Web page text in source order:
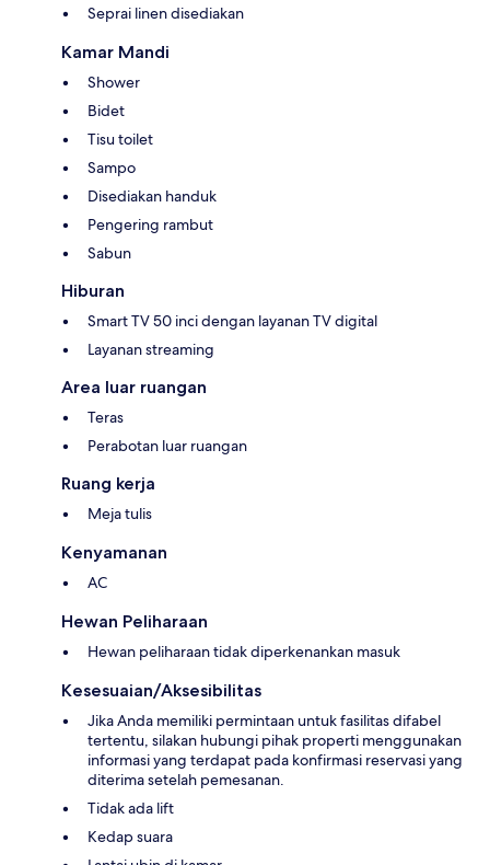
Seprai linen disediakan
Kamar Mandi
Shower
Bidet
Tisu toilet
Sampo
Disediakan handuk
Pengering rambut
Sabun
Hiburan
Smart TV 50 inci dengan layanan TV digital
Layanan streaming
Area luar ruangan
Teras
Perabotan luar ruangan
Ruang kerja
Meja tulis
Kenyamanan
AC
Hewan Peliharaan
Hewan peliharaan tidak diperkenankan masuk
Kesesuaian/Aksesibilitas
Jika Anda memiliki permintaan untuk fasilitas difabel
tertentu, silakan hubungi pihak properti menggunakan
informasi yang terdapat pada konfirmasi reservasi yang
diterima setelah pemesanan.
Tidak ada lift
Kedap suara